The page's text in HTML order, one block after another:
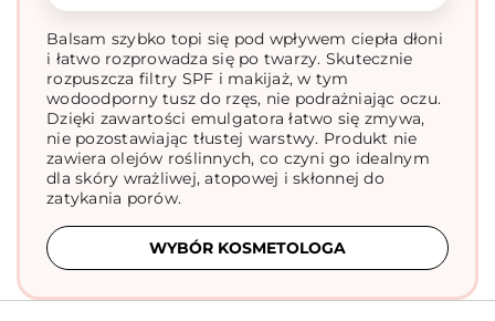
Balsam szybko topi się pod wpływem ciepła dłoni
i łatwo rozprowadza się po twarzy. Skutecznie
rozpuszcza filtry SPF i makijaż, w tym
wodoodporny tusz do rzęs, nie podrażniając oczu.
Dzięki zawartości emulgatora łatwo się zmywa,
nie pozostawiając tłustej warstwy. Produkt nie
zawiera olejów roślinnych, co czyni go idealnym
dla skóry wrażliwej, atopowej i skłonnej do
zatykania porów.
WYBÓR KOSMETOLOGA